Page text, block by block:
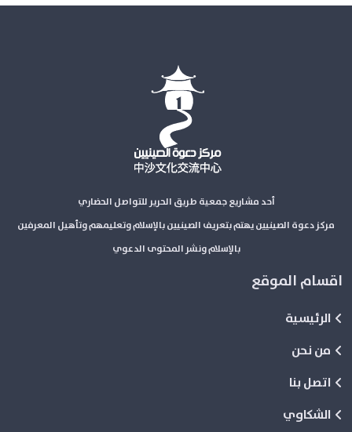
أحد مشاريع جمعية طريق الحرير للتواصل الحضاري
مركز دعوة الصينيين يهتم بتعريف الصينيين بالإسلام وتعليمهم وتأهيل المعرفين
بالإسلام ونشر المحتوى الدعوي
اقسام الموقع
الرئيسية
من نحن
اتصل بنا
الشكاوي